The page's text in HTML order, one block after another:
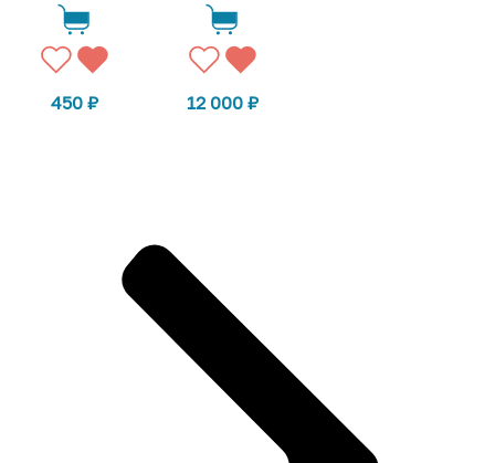
450 ₽ 12 000 ₽